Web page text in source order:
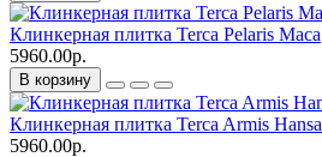
Клинкерная плитка Terca Pelaris Maca
5960.00р.
В корзину
Клинкерная плитка Terca Armis Hansa
5960.00р.